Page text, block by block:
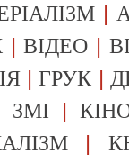
|
|ВІДЕО |
|ГРУК |
ЗМІ |
|